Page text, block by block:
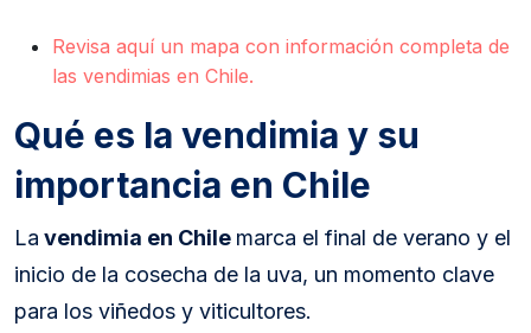
Revisa aquí un mapa con información completa de
las vendimias en Chile.
Qué es la vendimia y su
importancia en Chile
La vendimia en Chile marca el final de verano y el
inicio de la cosecha de la uva, un momento clave
para los viñedos y viticultores.